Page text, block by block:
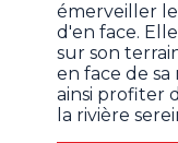
émerveiller
d'en face.
sur son
en face de sa
ainsi profiter
la rivière